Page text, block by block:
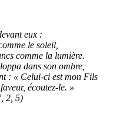
eux :
le soleil,
comme la lumière.
dans son ombre,
: « Celui-ci est mon Fils
écoutez-le. »
2, 5)